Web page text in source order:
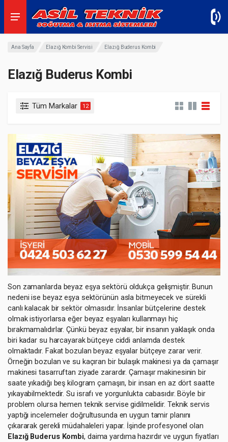
Ana Sayfa Elazığ Kombi Servisi Elazığ Buderus Kombi
Elazığ Buderus Kombi
Tüm Markalar 12
Son zamanlarda beyaz eşya sektörü oldukça gelişmiştir. Bunun
nedeni ise beyaz eşya sektörünün asla bitmeyecek ve sürekli
canlı kalacak bir sektör olmasıdır. İnsanlar bütçelerine destek
olmak istiyorlarsa eğer beyaz eşyaları kullanmayı hiç
bırakmamalıdırlar. Çünkü beyaz eşyalar, bir insanın yaklaşık onda
biri kadar su harcayarak bütçeye ciddi anlamda destek
olmaktadır. Fakat bozulan beyaz eşyalar bütçeye zarar verir.
Örneğin bozulan ve su kaçıran bir bulaşık makinesi ya da çamaşır
makinesi tasarruftan ziyade zarardır. Çamaşır makinesinin bir
saate yıkadığı beş kilogram çamaşırı, bir insan en az dört saatte
yıkayabilmektedir. Su israfı ve yorgunlukta cabasıdır. Böyle bir
problem olursa hemen teknik servise gidilmelidir. Teknik servis
yaptığı incelemeler doğrultusunda en uygun tamir planını
çıkararak gerekli müdahaleleri yapar. İşinde profesyonel olan
Elazığ Buderus Kombi, daima yardıma hazırdır ve uygun fiyatları